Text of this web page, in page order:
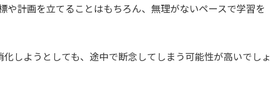
や計画を立てることはもちろん、無理がないペースで学習を
しようとしても、途中で断念してしまう可能性が高いでしょ